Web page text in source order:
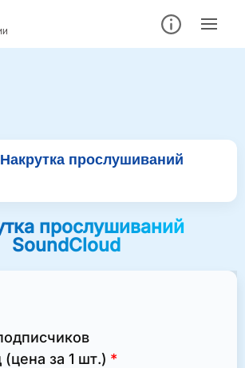
Накрутка прослушиваний
прослушиваний
SoundCloud
(цена за 1 шт.)